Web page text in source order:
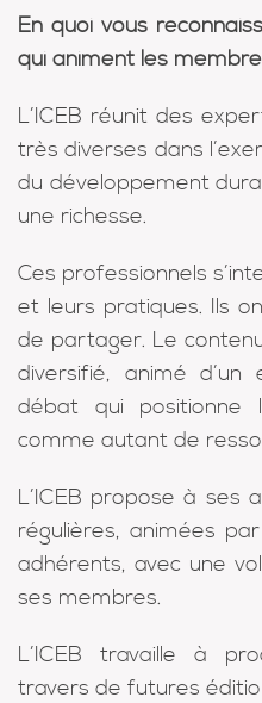
En quoi vous
qui animent les
L’ICEB réunit des
très diverses dans
du développement
une richesse.
Ces professionnels
et leurs pratiques. Ils
de partager. Le
diversifié, animé
débat qui positionne
comme autant de
L’ICEB propose à ses
régulières, animées
adhérents, avec une
ses membres.
L’ICEB travaille à
travers de futures